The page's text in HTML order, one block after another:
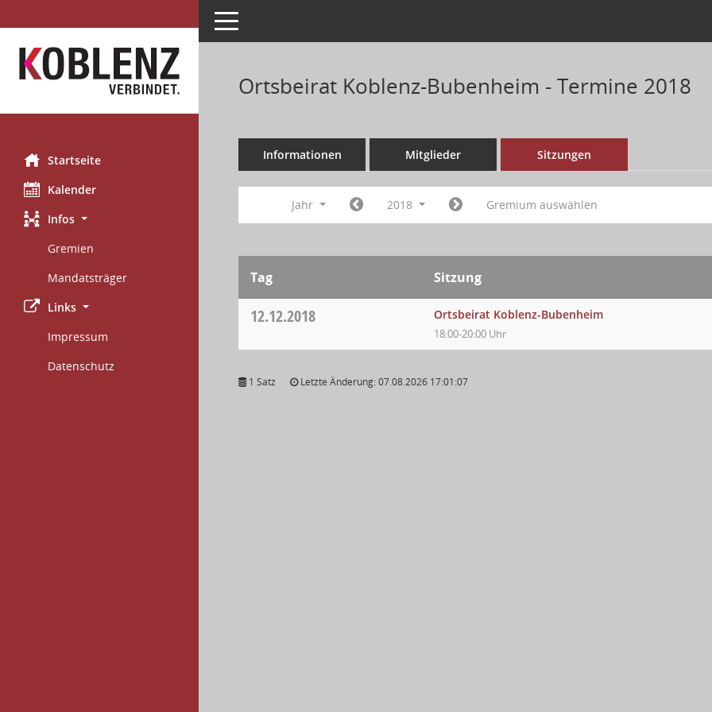
Startseite
Kalender
Infos
Gremien
Mandatsträger
Links
Impressum
Datenschutz
Toggle navigation
Ortsbeirat Koblenz-Bubenheim - Termine 2018
Informationen Mitglieder Sitzungen
Jahr 2018 Gremium auswählen
Tag Sitzung
12.12.2018 Ortsbeirat Koblenz-Bubenheim
18:00-20:00 Uhr
1 Satz Letzte Änderung: 07.08.2026 17:01:07